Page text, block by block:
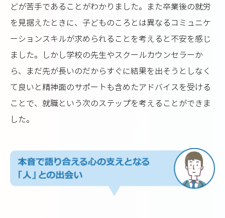
どが苦手であることがわかりました。また卒業後の就労
を見据えたときに、子どものころとは異なるコミュニケ
ーションスキルが求められることを考えると不安を感じ
ました。しかし学校の先生やスクールカウンセラーか
ら、まだ先が長いのだからすぐに結果を出そうとしなく
て良いと精神面のサポートも含めたアドバイスを受ける
ことで、就職という次のステップを考えることができま
した。